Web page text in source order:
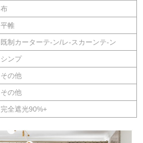
布
平帷
既制カーターテ-ン/レ-スカーンテ-ン
シンプ
その他
その他
完全遮光90%+